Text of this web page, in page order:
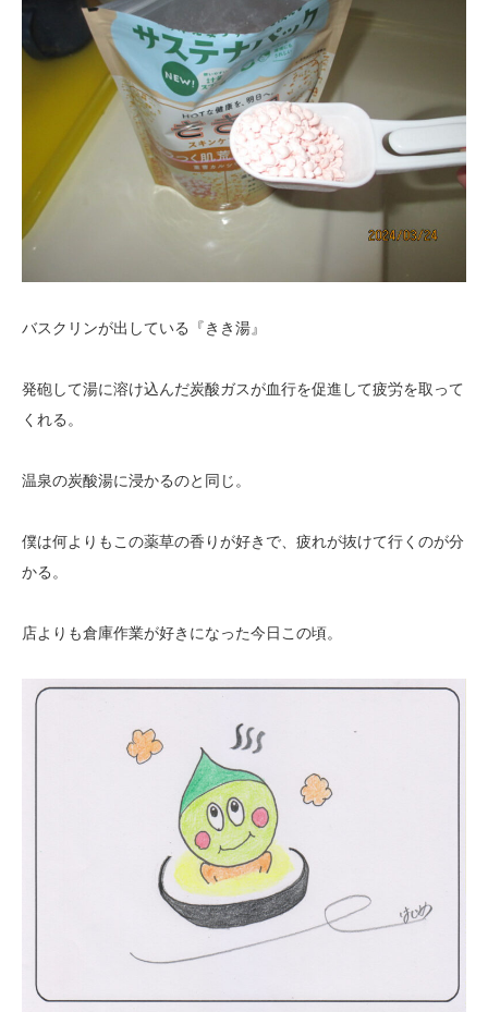
バスクリンが出している『きき湯』
発砲して湯に溶け込んだ炭酸ガスが血行を促進して疲労を取って
くれる。
温泉の炭酸湯に浸かるのと同じ。
僕は何よりもこの薬草の香りが好きで、疲れが抜けて行くのが分
かる。
店よりも倉庫作業が好きになった今日この頃。